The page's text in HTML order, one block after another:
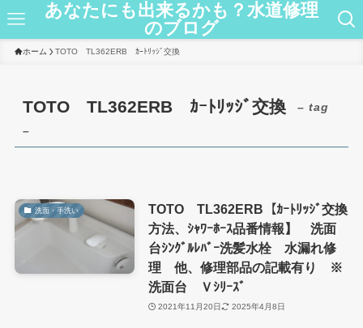
あなたにも出来るかも？水道修理
のブログ
ホーム TOTO TL362ERB ｶｰﾄﾘｯｼﾞ交換
TOTO TL362ERB ｶｰﾄﾘｯｼﾞ交換
– tag
–
洗面・手洗い
TOTO TL362ERB【ｶｰﾄﾘｯｼﾞ交換
方法、ｼｬﾜｰﾎｰｽ品番情報】 洗面
台ｼﾝｸﾞﾙﾚﾊﾞｰ洗髪水栓 水漏れ修
理 他、修理部品の記載有り ※
洗面台 Ｖｼﾘｰｽﾞ
2021年11月20日 2025年4月8日